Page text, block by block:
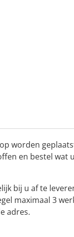
worden
en bestel wat
bij u af te
maximaal 3
adres.